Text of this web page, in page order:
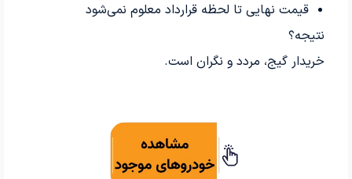
قیمت نهایی تا لحظه قرارداد معلوم نمی‌شود
نتیجه؟
خریدار گیج، مردد و نگران است.